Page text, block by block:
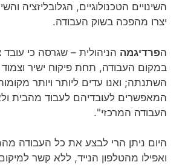
השינויים הטכנולוגיים, הגלובליזציה
יצרו מהפכה בשוק העבודה.
הפרדיגמה הניהולית – שגרסה כי
במקום העבודה, תחת פיקוח ישיר
השתנתה; ואנו עדים ליותר ויותר
המאפשרים לעובדיהם לעבוד מהבית
העבודה המרכזי".
היום ניתן הרי לבצע את כל העבודה
ואפילו מהטלפון הנייד, ללא קשר